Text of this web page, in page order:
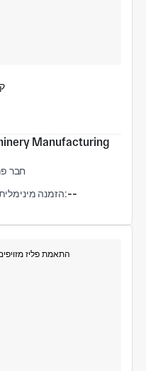
Manufacturing
חבר
הזמנה מינימלית:--